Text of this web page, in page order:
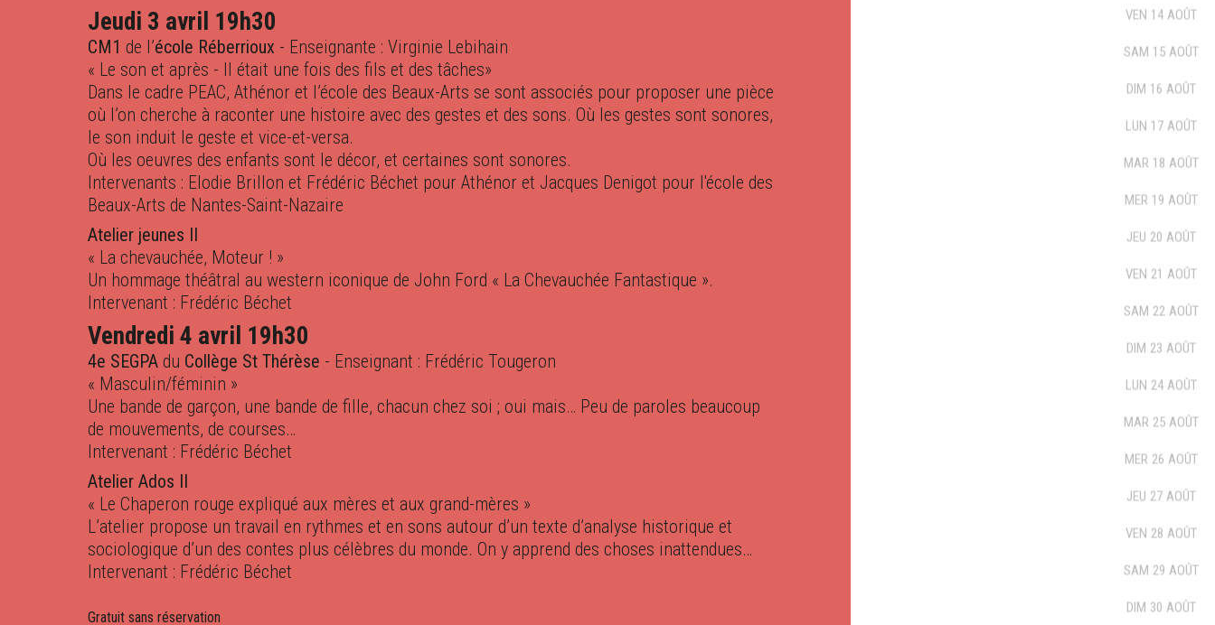
VEN 14 AOÛT
SAM 15 AOÛT
DIM 16 AOÛT
LUN 17 AOÛT
MAR 18 AOÛT
MER 19 AOÛT
JEU 20 AOÛT
VEN 21 AOÛT
SAM 22 AOÛT
DIM 23 AOÛT
LUN 24 AOÛT
MAR 25 AOÛT
MER 26 AOÛT
JEU 27 AOÛT
VEN 28 AOÛT
SAM 29 AOÛT
DIM 30 AOÛT
Jeudi 3 avril 19h30
CM1 de l’école Réberrioux - Enseignante : Virginie Lebihain
« Le son et après - Il était une fois des fils et des tâches»
Dans le cadre PEAC, Athénor et l’école des Beaux-Arts se sont associés pour proposer une pièce
où l’on cherche à raconter une histoire avec des gestes et des sons. Où les gestes sont sonores,
le son induit le geste et vice-et-versa.
Où les oeuvres des enfants sont le décor, et certaines sont sonores.
Intervenants : Elodie Brillon et Frédéric Béchet pour Athénor et Jacques Denigot pour l'école des
Beaux-Arts de Nantes-Saint-Nazaire
Atelier jeunes II
« La chevauchée, Moteur ! »
Un hommage théâtral au western iconique de John Ford « La Chevauchée Fantastique ».
Intervenant : Frédéric Béchet
Vendredi 4 avril 19h30
4e SEGPA du Collège St Thérèse - Enseignant : Frédéric Tougeron
« Masculin/féminin »
Une bande de garçon, une bande de fille, chacun chez soi ; oui mais… Peu de paroles beaucoup
de mouvements, de courses…
Intervenant : Frédéric Béchet
Atelier Ados II
« Le Chaperon rouge expliqué aux mères et aux grand-mères »
L’atelier propose un travail en rythmes et en sons autour d’un texte d’analyse historique et
sociologique d’un des contes plus célèbres du monde. On y apprend des choses inattendues…
Intervenant : Frédéric Béchet
Gratuit sans réservation